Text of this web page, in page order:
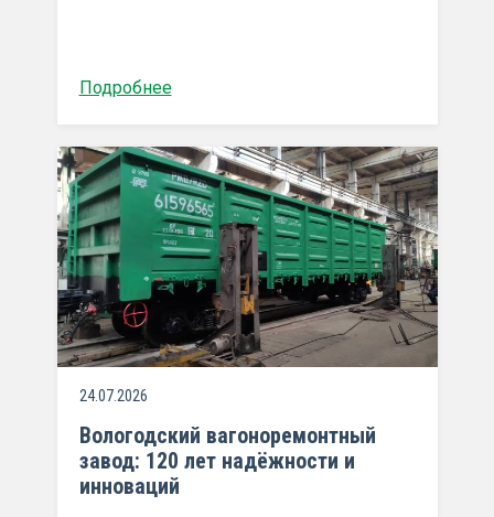
Подробнее
24.07.2026
Вологодский вагоноремонтный
завод: 120 лет надёжности и
инноваций